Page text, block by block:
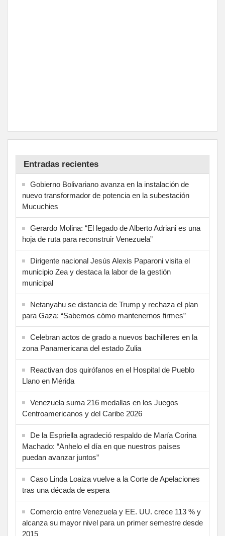
Entradas recientes
Gobierno Bolivariano avanza en la instalación de
nuevo transformador de potencia en la subestación
Mucuchies
Gerardo Molina: “El legado de Alberto Adriani es una
hoja de ruta para reconstruir Venezuela”
Dirigente nacional Jesús Alexis Paparoni visita el
municipio Zea y destaca la labor de la gestión
municipal
Netanyahu se distancia de Trump y rechaza el plan
para Gaza: “Sabemos cómo mantenernos firmes”
Celebran actos de grado a nuevos bachilleres en la
zona Panamericana del estado Zulia
Reactivan dos quirófanos en el Hospital de Pueblo
Llano en Mérida
Venezuela suma 216 medallas en los Juegos
Centroamericanos y del Caribe 2026
De la Espriella agradeció respaldo de María Corina
Machado: “Anhelo el día en que nuestros países
puedan avanzar juntos”
Caso Linda Loaiza vuelve a la Corte de Apelaciones
tras una década de espera
Comercio entre Venezuela y EE. UU. crece 113 % y
alcanza su mayor nivel para un primer semestre desde
2015